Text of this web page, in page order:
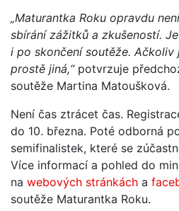
„Maturantka Roku opravdu
sbírání zážitků a zkušeností.
i po skončení soutěže. Ačkoliv
prostě jiná,“ potvrzuje
soutěže Martina Matoušková.
Není čas ztrácet čas.
do 10. března. Poté odborná
semifinalistek, které se
Více informací a pohled do
na webových stránkách a
soutěže Maturantka Roku.